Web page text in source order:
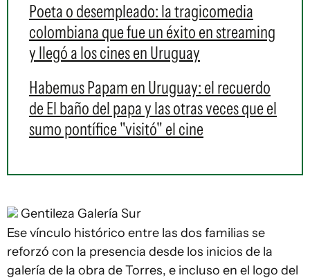
Poeta o desempleado: la tragicomedia
colombiana que fue un éxito en streaming
y llegó a los cines en Uruguay
Habemus Papam en Uruguay: el recuerdo
de El baño del papa y las otras veces que el
sumo pontífice "visitó" el cine
Gentileza Galería Sur
Ese vínculo histórico entre las dos familias se
reforzó con la presencia desde los inicios de la
galería de la obra de Torres, e incluso en el logo del